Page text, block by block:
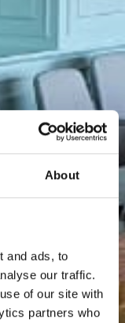
About
and ads, to
our traffic.
of our site with
partners who